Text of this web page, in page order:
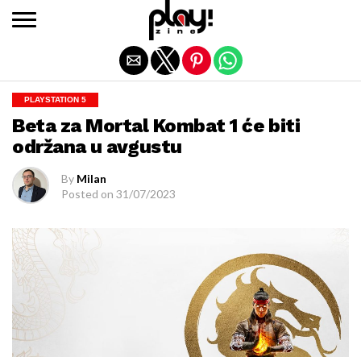
PLAYSTATION 5
Beta za Mortal Kombat 1 će biti
održana u avgustu
By Milan
Posted on 31/07/2023
Exit mobile version